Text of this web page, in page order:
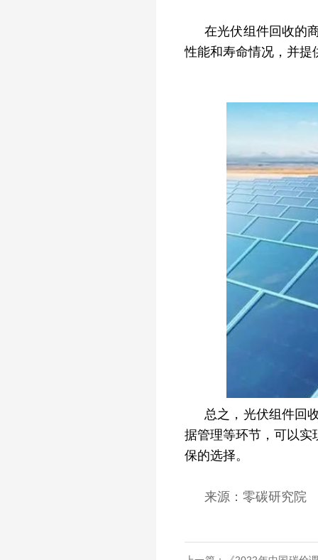
在光伏组件回收的
性能和寿命情况，并提
总之，光伏组件回
据管理等环节，可以实
保的选择。
来源：零碳研究院